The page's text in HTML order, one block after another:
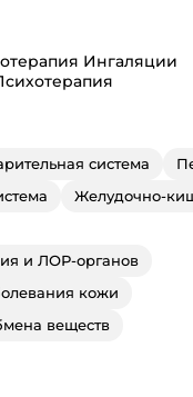
Ингаляции
система
Желудочно-
и ЛОР-органов
кожи
веществ